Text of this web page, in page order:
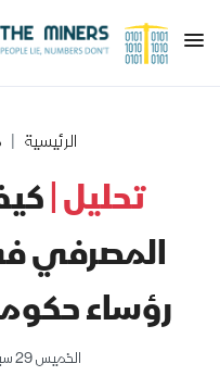
الرئيسية
تحليل |
المصرفي
رؤساء
الخميس 29 سبتمبر 2022, 09:55 ص